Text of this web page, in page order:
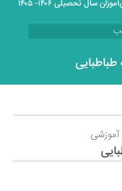
تحصیلی ۱۴۰۶- ۱۴۰۵
طباطبایی